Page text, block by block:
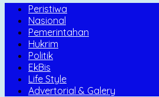
Peristiwa
Nasional
Pemerintahan
Hukrim
Politik
EkBis
Life Style
Advertorial & Galery